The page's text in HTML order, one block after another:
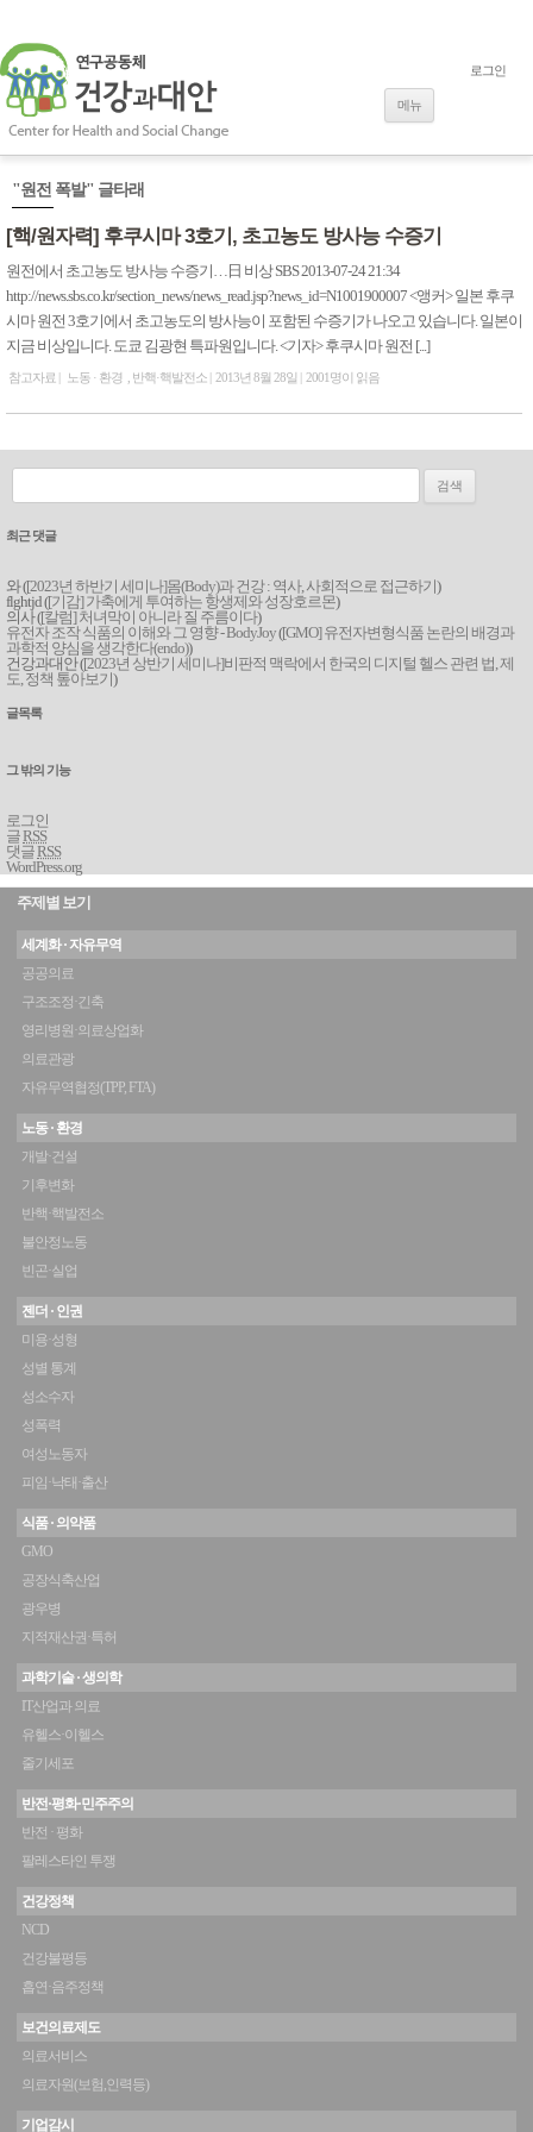
메뉴
로그인
"원전 폭발" 글타래
[핵/원자력] 후쿠시마 3호기, 초고농도 방사능 수증기
원전에서 초고농도 방사능 수증기…日 비상 SBS 2013-07-24 21:34
http://news.sbs.co.kr/section_news/news_read.jsp?news_id=N1001900007 <앵커> 일본 후쿠
시마 원전 3호기에서 초고농도의 방사능이 포함된 수증기가 나오고 있습니다. 일본이
지금 비상입니다. 도쿄 김광현 특파원입니다. <기자> 후쿠시마 원전 [...]
참고자료 노동 · 환경 반핵·핵발전소 2013년 8월 28일 2001명이 읽음
최근 댓글
와 ([2023년 하반기 세미나]몸(Body)과 건강 : 역사, 사회적으로 접근하기 )
flghtjd ([기감] 가축에게 투여하는 항생제와 성장호르몬)
의사 ([칼럼] 처녀막이 아니라 질 주름이다)
유전자 조작 식품의 이해와 그 영향 - BodyJoy([GMO] 유전자변형식품 논란의 배경과
과학적 양심을 생각한다(endo))
건강과대안 ([2023년 상반기 세미나]비판적 맥락에서 한국의 디지털 헬스 관련 법, 제
도, 정책 톺아보기 )
글목록
그 밖의 기능
로그인
글RSS
댓글RSS
WordPress.org
주제별 보기
세계화 · 자유무역
공공의료
구조조정·긴축
영리병원·의료상업화
의료관광
자유무역협정(TPP, FTA)
노동 · 환경
개발·건설
기후변화
반핵·핵발전소
불안정노동
빈곤·실업
젠더 · 인권
미용·성형
성별 통계
성소수자
성폭력
여성노동자
피임·낙태·출산
식품 · 의약품
GMO
공장식축산업
광우병
지적재산권·특허
과학기술 · 생의학
IT산업과 의료
유헬스·이헬스
줄기세포
반전·평화·민주주의
반전 · 평화
팔레스타인 투쟁
건강정책
NCD
건강불평등
흡연·음주정책
보건의료제도
의료서비스
의료자원(보험,인력등)
기업감시